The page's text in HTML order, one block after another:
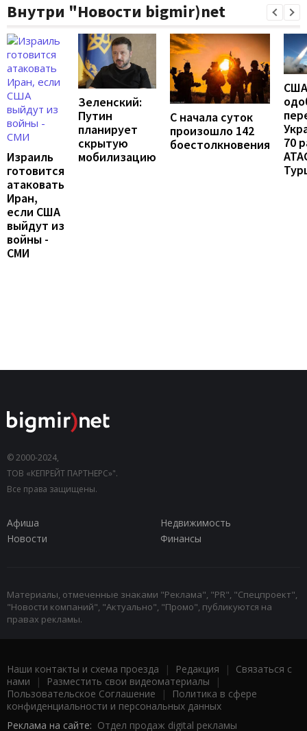
Внутри "Новости bigmir)net
Израиль
готовится
атаковать
Иран,
если США
выйдут из
войны -
СМИ
Зеленский:
Путин
планирует
скрытую
мобилизацию
С начала суток
произошло 142
боестолкновения
США
70
© 2000-2024,
ТОВ «КЕПРЕЙТ ПАРТНЕРС»".
Все права защищены.
Афиша
Недвижимость
Новости
Финансы
Материалы, отмеченные знаками "Реклама", "PR", "Спецпроект",
"Новости компаний", "Актуально", "Промо", публикуются на
правах рекламы.
Наши контакты и схема проезда | Редакция | Связаться с
нами | Разместить свои видеоматериалы |
Пользовательское Соглашение |
Политика в сфере
конфиденциальности и персональных данных
Реклама на сайте: Отдел продаж digital рекламы